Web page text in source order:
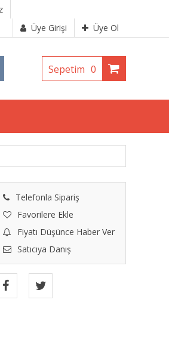
Üye Girişi
Üye Ol
Sepetim 0
Telefonla Sipariş
Favorilere Ekle
Fiyatı Düşünce Haber Ver
Satıcıya Danış